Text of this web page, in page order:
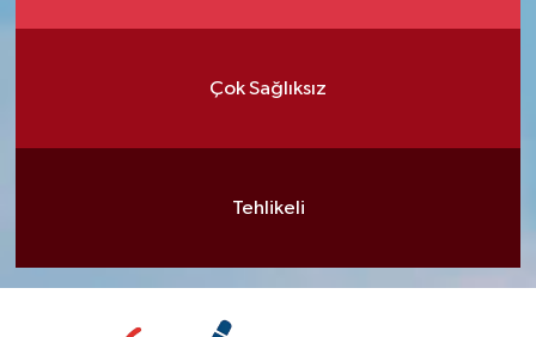
Çok Sağlıksız
Tehlikeli